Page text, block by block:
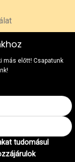
más előtt! Csapatunk
tudomásul